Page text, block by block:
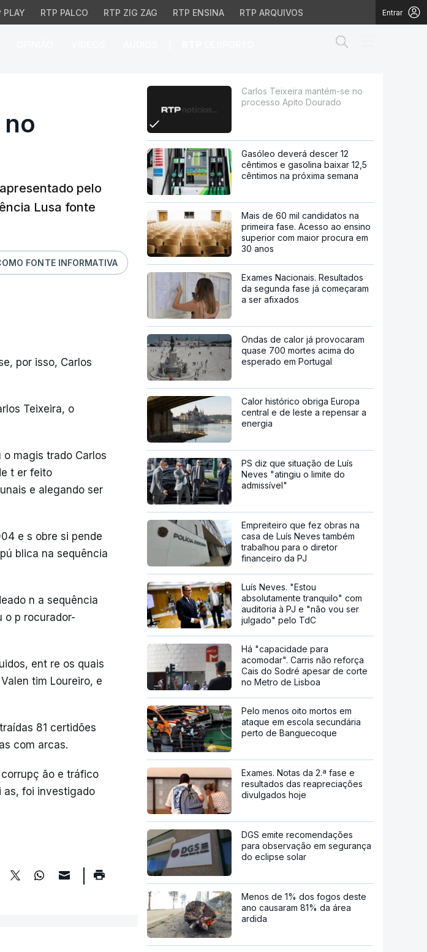
PLAY RTP PALCO RTP ZIG ZAG RTP ENSINA RTP ARQUIVOS Entrar
processo Apito Dourado
pelo
Lusa fonte
FONTE INFORMATIVA
por isso, Carlos
Teixeira, o
magis trado Carlos
t er feito
e alegando ser
e s obre si pende
blica na sequência
n a sequência
o p rocurador-
ent re os quais
tim Loureiro, e
81 certidões
com arcas.
ão e tráfico
as, foi investigado
Carlos Teixeira mantém-se no
processo Apito Dourado
Gasóleo deverá descer 12
cêntimos e gasolina baixar 12,5
cêntimos na próxima semana
Mais de 60 mil candidatos na
primeira fase. Acesso ao ensino
superior com maior procura em
30 anos
Exames Nacionais. Resultados
da segunda fase já começaram
a ser afixados
Ondas de calor já provocaram
quase 700 mortes acima do
esperado em Portugal
Calor histórico obriga Europa
central e de leste a repensar a
energia
PS diz que situação de Luís
Neves "atingiu o limite do
admissível"
Empreiteiro que fez obras na
casa de Luís Neves também
trabalhou para o diretor
financeiro da PJ
Luís Neves. "Estou
absolutamente tranquilo" com
auditoria à PJ e "não vou ser
julgado" pelo TdC
Há "capacidade para
acomodar". Carris não reforça
Cais do Sodré apesar de corte
no Metro de Lisboa
Pelo menos oito mortos em
ataque em escola secundária
perto de Banguecoque
Exames. Notas da 2.ª fase e
resultados das reapreciações
divulgados hoje
DGS emite recomendações
para observação em segurança
do eclipse solar
Menos de 1% dos fogos deste
ano causaram 81% da área
ardida